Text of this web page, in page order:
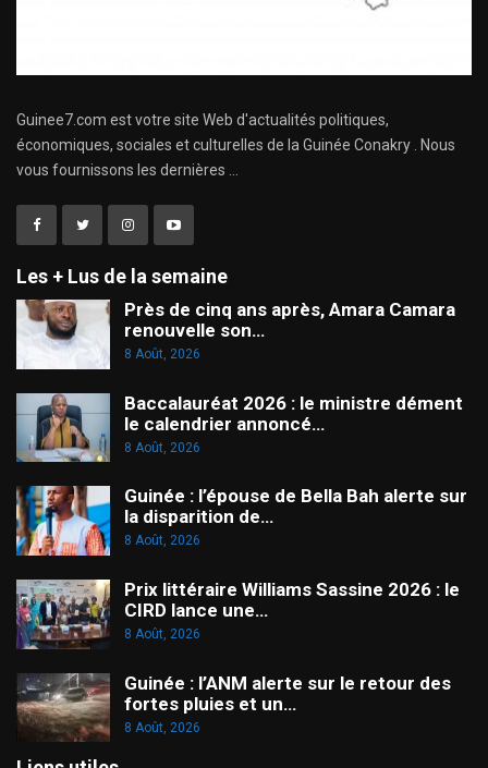
Guinee7.com est votre site Web d'actualités politiques,
économiques, sociales et culturelles de la Guinée Conakry . Nous
vous fournissons les dernières ...
Les + Lus de la semaine
Près de cinq ans après, Amara Camara
renouvelle son…
8 Août, 2026
Baccalauréat 2026 : le ministre dément
le calendrier annoncé…
8 Août, 2026
Guinée : l’épouse de Bella Bah alerte sur
la disparition de…
8 Août, 2026
Prix littéraire Williams Sassine 2026 : le
CIRD lance une…
8 Août, 2026
Guinée : l’ANM alerte sur le retour des
fortes pluies et un…
8 Août, 2026